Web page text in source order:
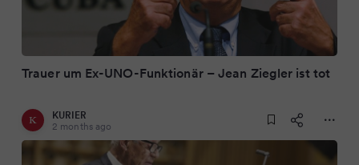
Trauer um Ex-UNO-Funktionär – Jean Ziegler ist tot
KURIER
2 months ago